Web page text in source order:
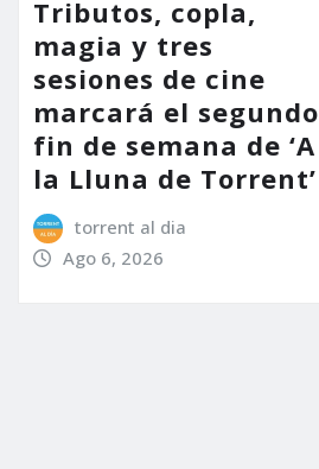
Tributos, copla,
magia y tres
sesiones de cine
marcará el segundo
fin de semana de ‘A
la Lluna de Torrent’
torrent al dia
Ago 6, 2026